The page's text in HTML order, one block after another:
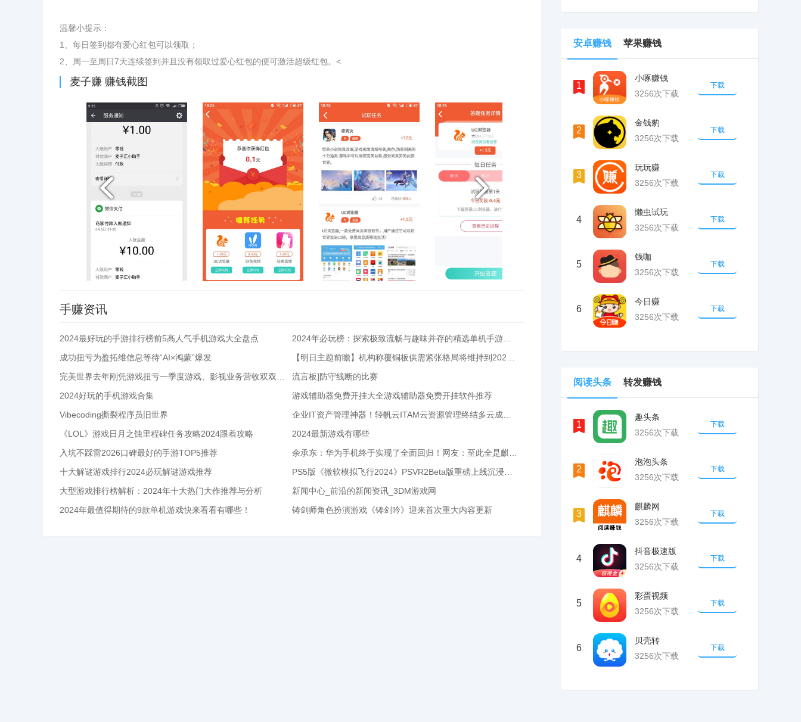
温馨小提示：
1、每日签到都有爱心红包可以领取；
2、周一至周日7天连续签到并且没有领取过爱心红包的便可激活超级红包。<
麦子赚 赚钱截图
手赚资讯
2024最好玩的手游排行榜前5高人气手机游戏大全盘点
成功扭亏为盈拓维信息等待“AI×鸿蒙”爆发
流言板]防守线断的比赛
2024好玩的手机游戏合集
游戏辅助器免费开挂大全游戏辅助器免费开挂软件推荐
Vibecoding撕裂程序员旧世界
《LOL》游戏日月之蚀里程碑任务攻略2024跟着攻略
2024最新游戏有哪些
入坑不踩雷2026口碑最好的手游TOP5推荐
十大解谜游戏排行2024必玩解谜游戏推荐
大型游戏排行榜解析：2024年十大热门大作推荐与分析
新闻中心_前沿的新闻资讯_3DM游戏网
2024年最值得期待的9款单机游戏快来看看有哪些！
铸剑师角色扮演游戏《铸剑吟》迎来首次重大内容更新
安卓赚钱 苹果赚钱
1
小啄赚钱
3256次下载
下载
2
金钱豹
3256次下载
下载
3
玩玩赚
3256次下载
下载
4
懒虫试玩
3256次下载
下载
5
钱咖
3256次下载
下载
6
今日赚
3256次下载
下载
阅读头条 转发赚钱
1
趣头条
3256次下载
下载
2
泡泡头条
3256次下载
下载
3
麒麟网
3256次下载
下载
4
抖音极速版
3256次下载
下载
5
彩蛋视频
3256次下载
下载
6
贝壳转
3256次下载
下载